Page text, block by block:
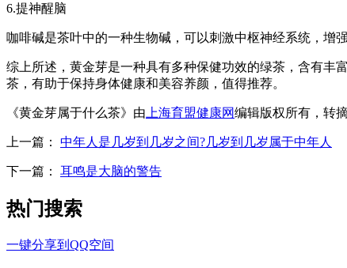
6.提神醒脑
咖啡碱是茶叶中的一种生物碱，可以刺激中枢神经系统，增
综上所述，黄金芽是一种具有多种保健功效的绿茶，含有丰
茶，有助于保持身体健康和美容养颜，值得推荐。
《黄金芽属于什么茶》由 上海育盟健康网编辑版权所有，转
上一篇： 中年人是几岁到几岁之间?几岁到几岁属于中年人
下一篇： 耳鸣是大脑的警告
热门搜索
一键分享到QQ空间